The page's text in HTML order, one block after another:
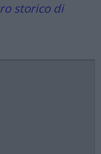
storico di